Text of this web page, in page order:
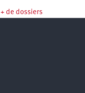
+ de dossiers